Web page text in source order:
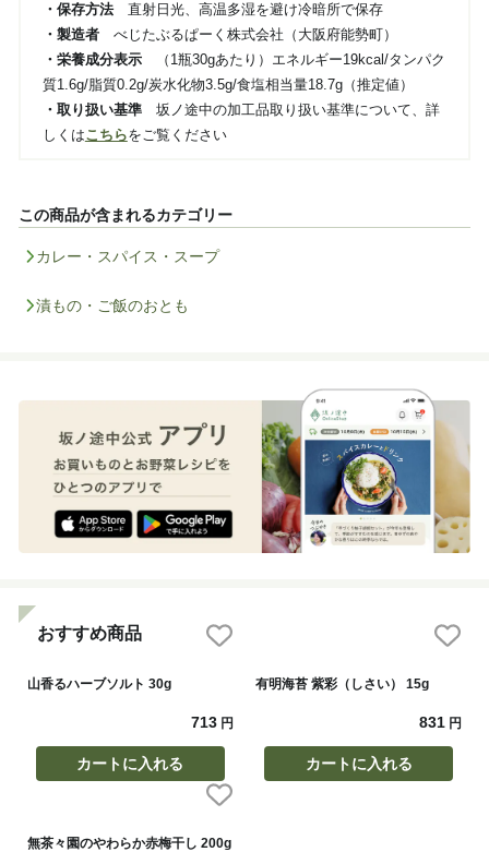
・保存方法 直射日光、高温多湿を避け冷暗所で保存
・製造者 べじたぶるぱーく株式会社（大阪府能勢町）
・栄養成分表示
（1瓶30gあたり）エネルギー19kcal/タンパク
質1.6g/脂質0.2g/炭水化物3.5g/食塩相当量18.7g（推定値）
・取り扱い基準 坂ノ途中の加工品取り扱い基準について、詳
しくはこちらをご覧ください
この商品が含まれるカテゴリー
カレー・スパイス・スープ
漬もの・ご飯のおとも
おすすめ商品
山香るハーブソルト 30g
713円
カートに入れる
有明海苔 紫彩（しさい） 15g
831 円
カートに入れる
無茶々園のやわらか赤梅干し 200g